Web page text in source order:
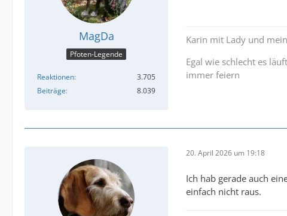
MagDa
Pfoten-Legende
Reaktionen
3.705
Beiträge
8.039
Karin mit Lady und
Egal wie schlecht es
immer feiern
20. April 2026 um 19:18
Ich hab gerade auch
einfach nicht raus.